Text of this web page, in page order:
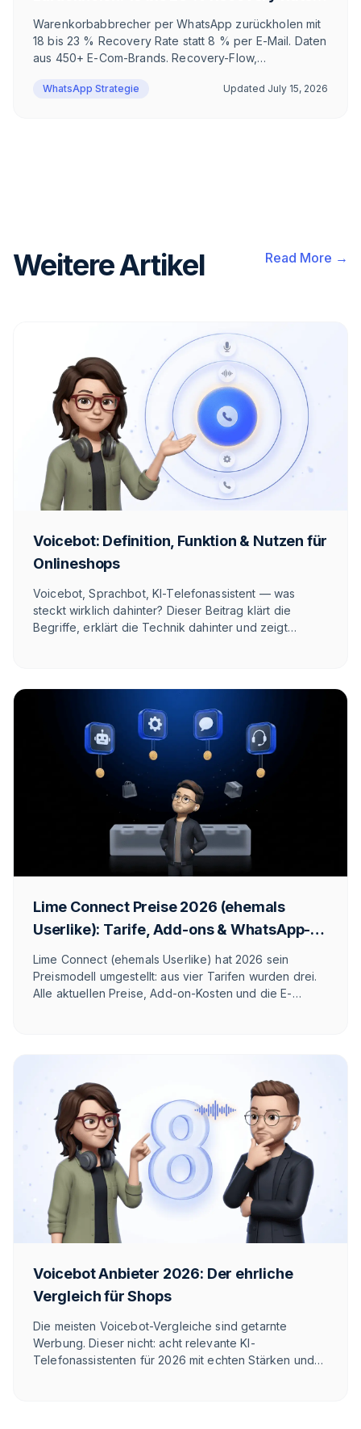
statt 8 % per E-Mail
Warenkorbabbrecher per WhatsApp zurückholen mit
18 bis 23 % Recovery Rate statt 8 % per E-Mail. Daten
aus 450+ E-Com-Brands. Recovery-Flow,
und ehrliche Grenzen, wann sich der Aufwand nicht
WhatsApp Strategie Updated July 15, 2026
Weitere Artikel Read More →
Voicebot: Definition, Funktion & Nutzen für
Onlineshops
Voicebot, Sprachbot, KI-Telefonassistent — was
steckt wirklich dahinter? Dieser Beitrag klärt die
Begriffe, erklärt die Technik dahinter und zeigt
Lime Connect Preise 2026 (ehemals
Userlike): Tarife, Add-ons & WhatsApp-
Kosten
Lime Connect (ehemals Userlike) hat 2026 sein
Preismodell umgestellt: aus vier Tarifen wurden drei.
Alle aktuellen Preise, Add-on-Kosten und die E-
Voicebot Anbieter 2026: Der ehrliche
Vergleich für Shops
Die meisten Voicebot-Vergleiche sind getarnte
Werbung. Dieser nicht: acht relevante KI-
Telefonassistenten für 2026 mit echten Stärken und